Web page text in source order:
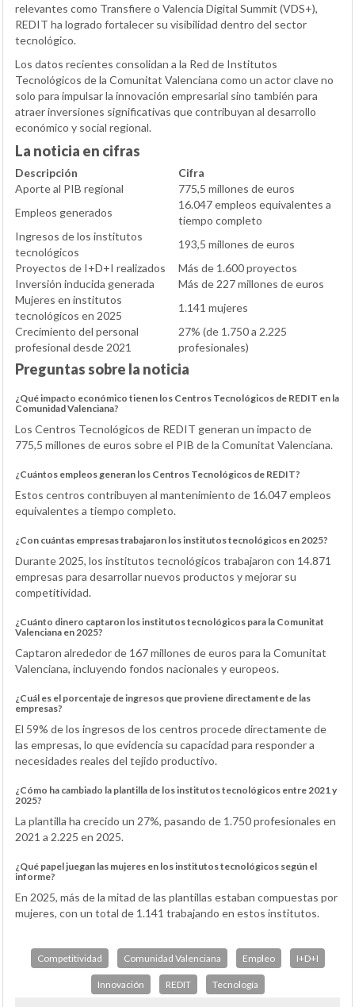
relevantes como Transfiere o Valencia Digital Summit (VDS+),
REDIT ha logrado fortalecer su visibilidad dentro del sector
tecnológico.
Los datos recientes consolidan a la Red de Institutos
Tecnológicos de la Comunitat Valenciana como un actor clave no
solo para impulsar la innovación empresarial sino también para
atraer inversiones significativas que contribuyan al desarrollo
económico y social regional.
La noticia en cifras
Descripción
Cifra
Aporte al PIB regional
775,5 millones de euros
Empleos generados
16.047 empleos equivalentes a
tiempo completo
Ingresos de los institutos
tecnológicos
193,5 millones de euros
Proyectos de I+D+I realizados
Más de 1.600 proyectos
Inversión inducida generada
Más de 227 millones de euros
Mujeres en institutos
tecnológicos en 2025
1.141 mujeres
Crecimiento del personal
profesional desde 2021
27% (de 1.750 a 2.225
profesionales)
Preguntas sobre la noticia
¿Qué impacto económico tienen los Centros Tecnológicos de REDIT en la
Comunidad Valenciana?
Los Centros Tecnológicos de REDIT generan un impacto de
775,5 millones de euros sobre el PIB de la Comunitat Valenciana.
¿Cuántos empleos generan los Centros Tecnológicos de REDIT?
Estos centros contribuyen al mantenimiento de 16.047 empleos
equivalentes a tiempo completo.
¿Con cuántas empresas trabajaron los institutos tecnológicos en 2025?
Durante 2025, los institutos tecnológicos trabajaron con 14.871
empresas para desarrollar nuevos productos y mejorar su
competitividad.
¿Cuánto dinero captaron los institutos tecnológicos para la Comunitat
Valenciana en 2025?
Captaron alrededor de 167 millones de euros para la Comunitat
Valenciana, incluyendo fondos nacionales y europeos.
¿Cuál es el porcentaje de ingresos que proviene directamente de las
empresas?
El 59% de los ingresos de los centros procede directamente de
las empresas, lo que evidencia su capacidad para responder a
necesidades reales del tejido productivo.
¿Cómo ha cambiado la plantilla de los institutos tecnológicos entre 2021 y
2025?
La plantilla ha crecido un 27%, pasando de 1.750 profesionales en
2021 a 2.225 en 2025.
¿Qué papel juegan las mujeres en los institutos tecnológicos según el
informe?
En 2025, más de la mitad de las plantillas estaban compuestas por
mujeres, con un total de 1.141 trabajando en estos institutos.
Competitividad Comunidad Valenciana Empleo I+D+I
Innovación REDIT Tecnología